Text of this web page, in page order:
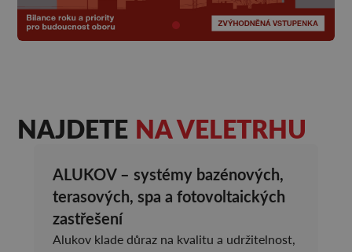
NAJDETE NA VELETRHU
ALUKOV – systémy bazénových,
terasových, spa a fotovoltaických
zastřešení
Alukov klade důraz na kvalitu a udržitelnost,